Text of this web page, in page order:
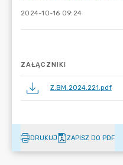
2024-10-16 09:24
ZAŁĄCZNIKI
Z.BM.2024.221.pdf
DRUKUJ ZAPISZ DO PDF